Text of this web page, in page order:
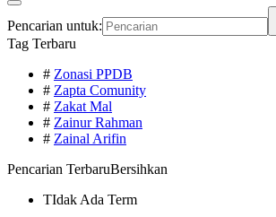
Pencarian untuk:
Tag Terbaru
# Zonasi PPDB
# Zapta Comunity
# Zakat Mal
# Zainur Rahman
# Zainal Arifin
Pencarian TerbaruBersihkan
TIdak Ada Term